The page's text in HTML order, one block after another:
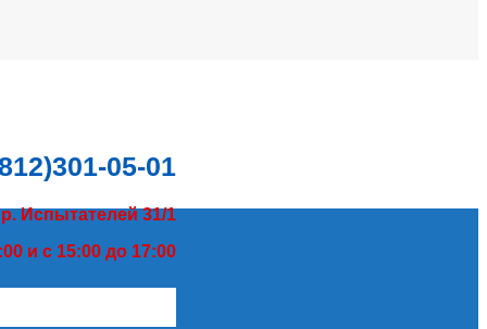
05-01
Испытателей 31/1
и с 15:00 до 17:00